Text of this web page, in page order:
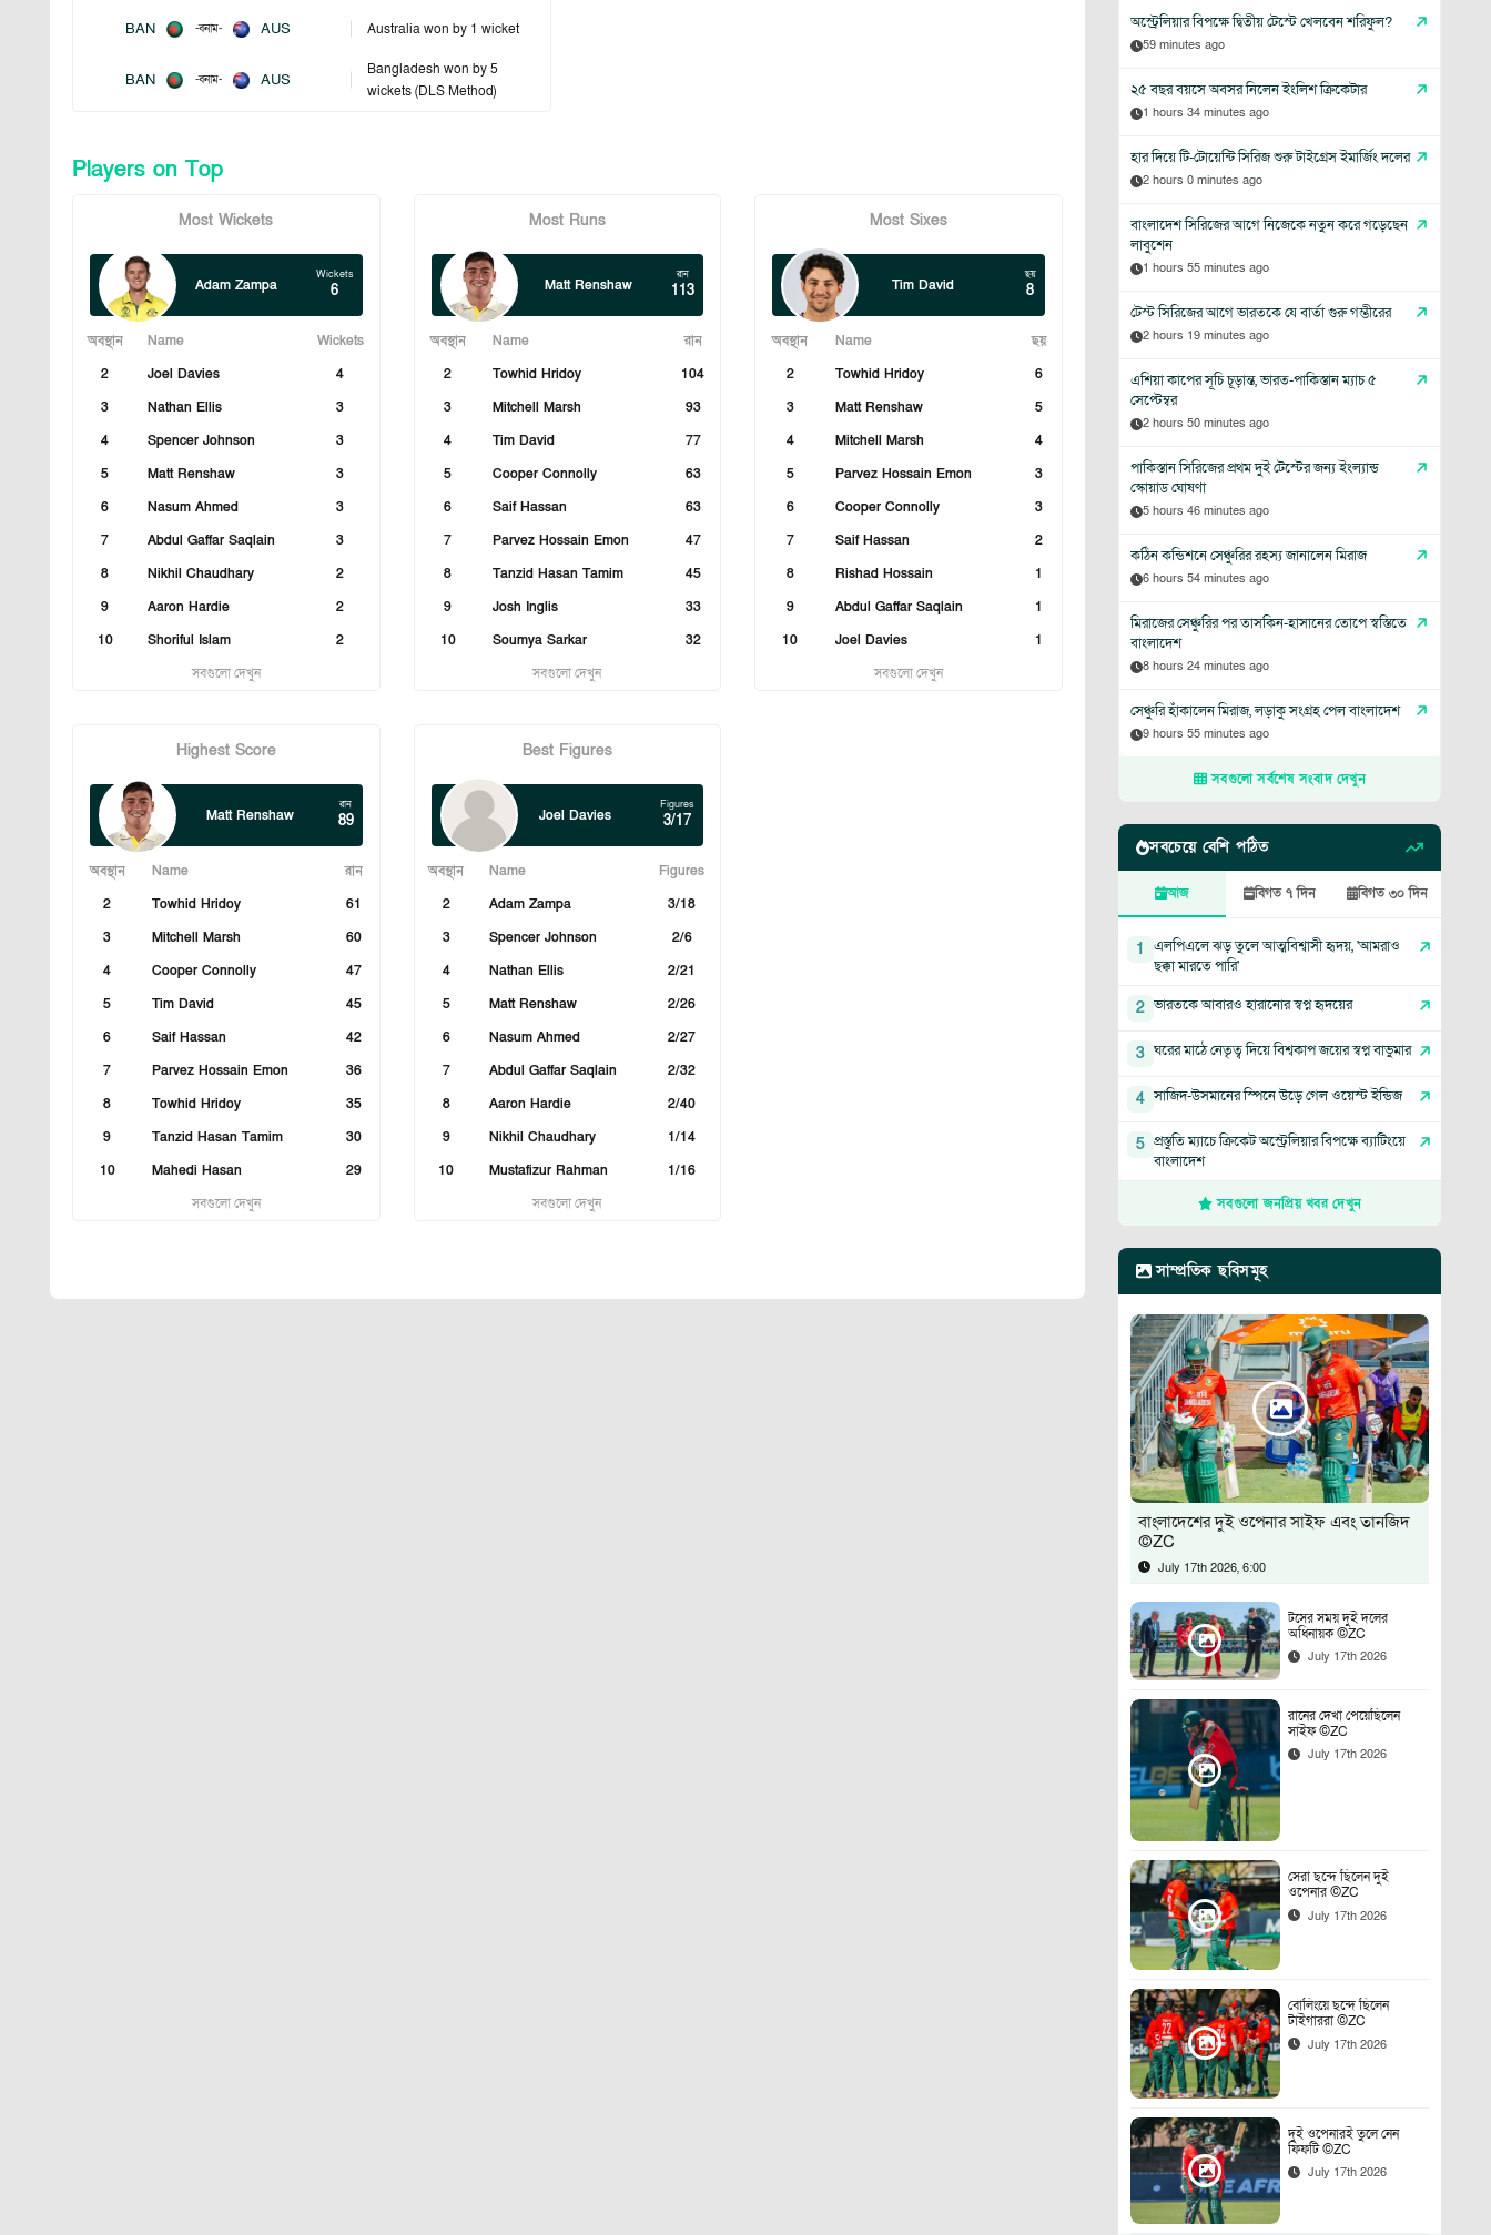
BAN -বনাম- AUS Australia won by 1 wicket
BAN -বনাম- AUS
Bangladesh won by 5
wickets (DLS Method)
Players on Top
Most Wickets
Adam Zampa
Wickets
6
অবস্থান Name
Wickets
2
Joel Davies
4
3
Nathan Ellis
3
4
Spencer Johnson
3
5
Matt Renshaw
3
6
Nasum Ahmed
3
7
Abdul Gaffar Saqlain
3
8
Nikhil Chaudhary
2
9
Aaron Hardie
2
10
Shoriful Islam
2
সবগুলো দেখুন
Most Runs
Matt Renshaw
রান
113
অবস্থান Name
রান
2
Towhid Hridoy
104
3
Mitchell Marsh
93
4
Tim David
77
5
Cooper Connolly
63
6
Saif Hassan
63
7
Parvez Hossain Emon
47
8
Tanzid Hasan Tamim
45
9
Josh Inglis
33
10
Soumya Sarkar
32
সবগুলো দেখুন
Most Sixes
Tim David
ছয়
8
অবস্থান Name
ছয়
2
Towhid Hridoy
6
3
Matt Renshaw
5
4
Mitchell Marsh
4
5
Parvez Hossain Emon
3
6
Cooper Connolly
3
7
Saif Hassan
2
8
Rishad Hossain
1
9
Abdul Gaffar Saqlain
1
10
Joel Davies
1
সবগুলো দেখুন
Highest Score
Matt Renshaw
রান
89
অবস্থান Name
রান
2
Towhid Hridoy
61
3
Mitchell Marsh
60
4
Cooper Connolly
47
5
Tim David
45
6
Saif Hassan
42
7
Parvez Hossain Emon
36
8
Towhid Hridoy
35
9
Tanzid Hasan Tamim
30
10
Mahedi Hasan
29
সবগুলো দেখুন
Best Figures
Joel Davies
Figures
3/17
অবস্থান Name
Figures
2
Adam Zampa
3/18
3
Spencer Johnson
2/6
4
Nathan Ellis
2/21
5
Matt Renshaw
2/26
6
Nasum Ahmed
2/27
7
Abdul Gaffar Saqlain
2/32
8
Aaron Hardie
2/40
9
Nikhil Chaudhary
1/14
10
Mustafizur Rahman
1/16
সবগুলো দেখুন
অস্ট্রেলিয়ার বিপক্ষে দ্বিতীয় টেস্টে খেলবেন শরিফুল?
59 minutes ago
২৫ বছর বয়সে অবসর নিলেন ইংলিশ ক্রিকেটার
1 hours 34 minutes ago
হার দিয়ে টি-টোয়েন্টি সিরিজ শুরু টাইগ্রেস ইমার্জিং দলের
2 hours 0 minutes ago
বাংলাদেশ সিরিজের আগে নিজেকে নতুন করে গড়েছেন
লাবুশেন
1 hours 55 minutes ago
টেস্ট সিরিজের আগে ভারতকে যে বার্তা গুরু গম্ভীরের
2 hours 19 minutes ago
এশিয়া কাপের সূচি চূড়ান্ত, ভারত-পাকিস্তান ম্যাচ ৫
সেপ্টেম্বর
2 hours 50 minutes ago
পাকিস্তান সিরিজের প্রথম দুই টেস্টের জন্য ইংল্যান্ড
স্কোয়াড ঘোষণা
5 hours 46 minutes ago
কঠিন কন্ডিশনে সেঞ্চুরির রহস্য জানালেন মিরাজ
6 hours 54 minutes ago
মিরাজের সেঞ্চুরির পর তাসকিন-হাসানের তোপে স্বস্তিতে
বাংলাদেশ
8 hours 24 minutes ago
সেঞ্চুরি হাঁকালেন মিরাজ, লড়াকু সংগ্রহ পেল বাংলাদেশ
9 hours 55 minutes ago
সবগুলো সর্বশেষ সংবাদ দেখুন
সবচেয়ে বেশি পঠিত
আজ বিগত ৭ দিন বিগত ৩০ দিন
1 এলপিএলে ঝড় তুলে আত্মবিশ্বাসী হৃদয়, 'আমরাও
ছক্কা মারতে পারি'
2 ভারতকে আবারও হারানোর স্বপ্ন হৃদয়ের
3 ঘরের মাঠে নেতৃত্ব দিয়ে বিশ্বকাপ জয়ের স্বপ্ন বাভুমার
4 সাজিদ-উসমানের স্পিনে উড়ে গেল ওয়েস্ট ইন্ডিজ
5 প্রস্তুতি ম্যাচে ক্রিকেট অস্ট্রেলিয়ার বিপক্ষে ব্যাটিংয়ে
বাংলাদেশ
সবগুলো জনপ্রিয় খবর দেখুন
সাম্প্রতিক ছবিসমূহ
বাংলাদেশের দুই ওপেনার সাইফ এবং তানজিদ
©ZC
July 17th 2026, 6:00
টসের সময় দুই দলের
অধিনায়ক ©ZC
July 17th 2026
রানের দেখা পেয়েছিলেন
সাইফ ©ZC
July 17th 2026
সেরা ছন্দে ছিলেন দুই
ওপেনার ©ZC
July 17th 2026
বোলিংয়ে ছন্দে ছিলেন
টাইগাররা ©ZC
July 17th 2026
দুই ওপেনারই তুলে নেন
ফিফটি ©ZC
July 17th 2026